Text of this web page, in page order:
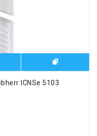
ICNSe 5103